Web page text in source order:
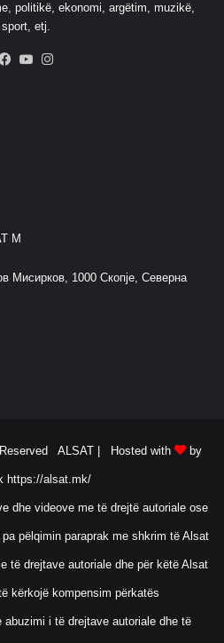
politikë, ekonomi, argëtim, muzikë,
sport, etj.
Facebook
YouTube
М
Мисирков, 1000 Скопје, Северна
ALSAT | Hosted with by
https://alsat.mk/
dhe videove me të drejtë autoriale ose
pëlqimin paraprak me shkrim të Alsat
të drejtave autoriale dhe për këtë Alsat
kërkojë kompensim përkatës
abuzimi i të drejtave autoriale dhe të